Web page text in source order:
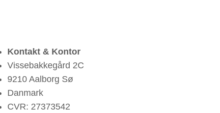
Kontakt & Kontor
Vissebakkegård 2C
9210 Aalborg Sø
Danmark
CVR: 27373542